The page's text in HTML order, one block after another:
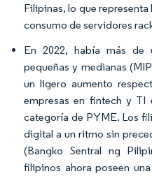
Filipinas, lo que
consumo de servidores
En 2022, había más de
pequeñas y medianas
un ligero aumento
empresas en fintech y TI
categoría de PYME. Los
digital a un ritmo sin
(Bangko Sentral ng
filipinos ahora poseen